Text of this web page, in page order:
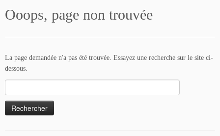
Ooops, page non trouvée
La page demandée n'a pas été trouvée. Essayez une recherche sur le site ci-
dessous.